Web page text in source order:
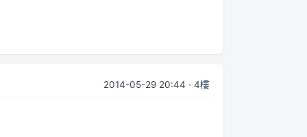
2014-05-29 20:44 · 4樓